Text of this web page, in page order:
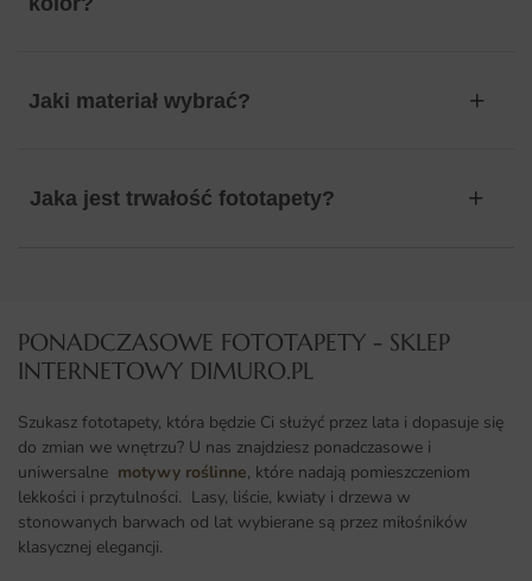
Jaki materiał wybrać?
Jaka jest trwałość fototapety?
PONADCZASOWE FOTOTAPETY - SKLEP
INTERNETOWY DIMURO.PL​
Szukasz fototapety, która będzie Ci służyć przez lata i dopasuje się
do zmian we wnętrzu? U nas znajdziesz ponadczasowe i
uniwersalne motywy roślinne, które nadają pomieszczeniom
lekkości i przytulności. Lasy, liście, kwiaty i drzewa w
stonowanych barwach od lat wybierane są przez miłośników
klasycznej elegancji.